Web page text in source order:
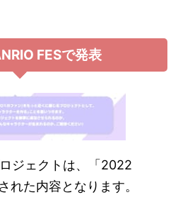
FESで発表
ジェクトは、「2022
れた内容となります。